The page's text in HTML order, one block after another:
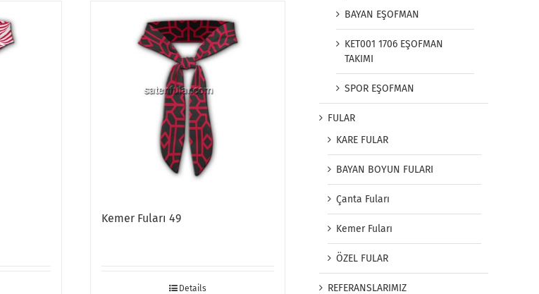
Kemer Fuları 49
Details
BAYAN EŞOFMAN
KET001 1706 EŞOFMAN
TAKIMI
SPOR EŞOFMAN
FULAR
KARE FULAR
BAYAN BOYUN FULARI
Çanta Fuları
Kemer Fuları
ÖZEL FULAR
REFERANSLARIMIZ